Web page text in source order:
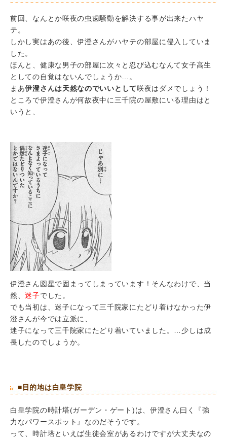
前回、なんとか咲夜の虫歯騒動を解決する事が出来たハヤ
テ。
しかし実はあの後、伊澄さんがハヤテの部屋に侵入していま
した。
ほんと、健康な男子の部屋に次々と忍び込むなんて女子高生
としての自覚はないんでしょうか…。
まあ伊澄さんは天然なのでいいとして咲夜はダメでしょう！
ところで伊澄さんが何故夜中に三千院の屋敷にいる理由はと
いうと、
伊澄さん図星で固まってしまっています！そんなわけで、当
然、迷子でした。
でも当初は、迷子になって三千院家にたどり着けなかった伊
澄さんが今では立派に、
迷子になって三千院家にたどり着いていました。…少しは成
長したのでしょうか。
■目的地は白皇学院
白皇学院の時計塔(ガーデン・ゲート)は、伊澄さん曰く『強
力なパワースポット』なのだそうです。
って、時計塔といえば生徒会室があるわけですが大丈夫なの